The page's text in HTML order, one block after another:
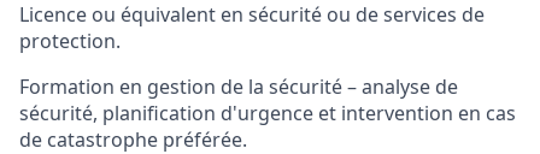
Licence ou équivalent en sécurité ou de services de
protection.
Formation en gestion de la sécurité – analyse de
sécurité, planification d'urgence et intervention en cas
de catastrophe préférée.